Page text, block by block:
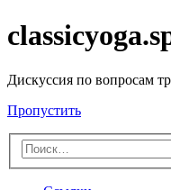
Дискуссия по вопросам
Пропустить